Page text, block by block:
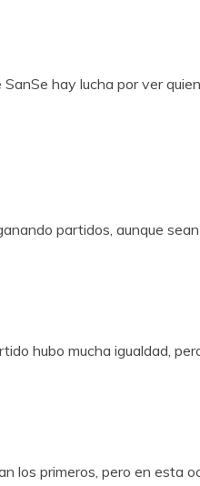
hay lucha por ver
partidos, aunque
hubo mucha igualdad,
los primeros, pero en esta